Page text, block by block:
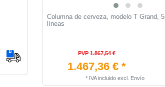
Columna de cerveza, modelo T Grand, 5
líneas
PVP 1.867,54 €
1.467,36 € *
* IVA incluido excl. Envío